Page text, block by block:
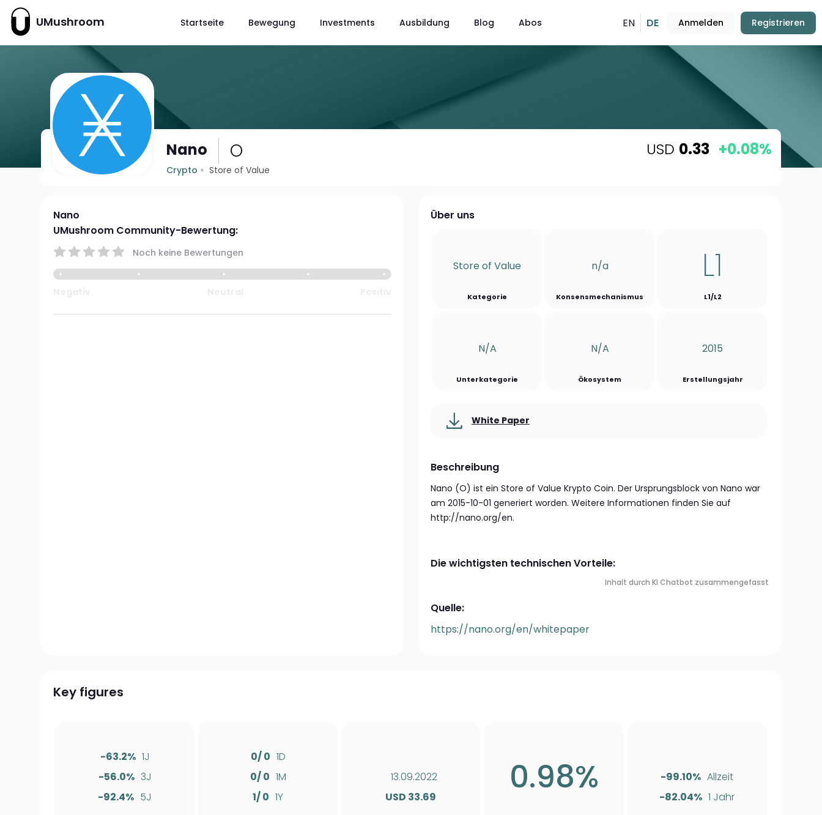
UMushroom Startseite Bewegung Investments Ausbildung Blog Abos EN DE Anmelden Registrieren
Nano O
Crypto Store of Value
USD 0.33 +0.08%
Nano
UMushroom Community-Bewertung:
Noch keine Bewertungen
Über uns
Store of Value
Kategorie
n/a
Konsensmechanismus
L1
L1/L2
N/a
Unterkategorie
N/a
Ökosystem
2015
Erstellungsjahr
White Paper
Beschreibung
Nano (O) ist ein Store of Value Krypto Coin. Der Ursprungsblock von Nano war
am 2015-10-01 generiert worden. Weitere Informationen finden Sie auf
http://nano.org/en.
Die wichtigsten technischen Vorteile:
Inhalt durch KI Chatbot zusammengefasst
Quelle:
https://nano.org/en/whitepaper
Key figures
-63.2% 1J
-56.0% 3J
-92.4% 5J
0/ 0 1D
0/ 0 1M
1/ 0 1Y
13.09.2022
USD 33.69
0.98% -99.10% Allzeit
-82.04% 1 Jahr